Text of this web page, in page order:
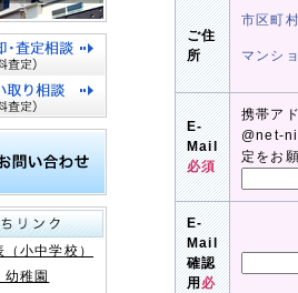
ご住
所
市区町
マンシ
E-
Mail
必須
携帯ア
@net-
定をお
E-
Mail
確認
用必
小中学校）
幼稚園